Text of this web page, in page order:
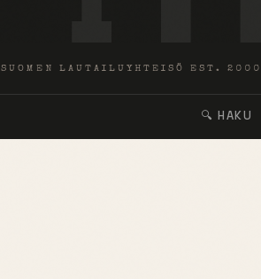
SUOMEN LAUTAILUYHTEISÖ EST. 2000
🔍 HAKU